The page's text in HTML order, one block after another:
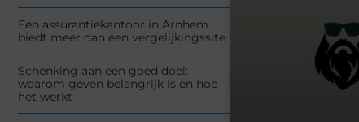
Een assurantiekantoor in Arnhem
biedt meer dan een vergelijkingssite
Schenking aan een goed doel:
waarom geven belangrijk is en hoe
het werkt